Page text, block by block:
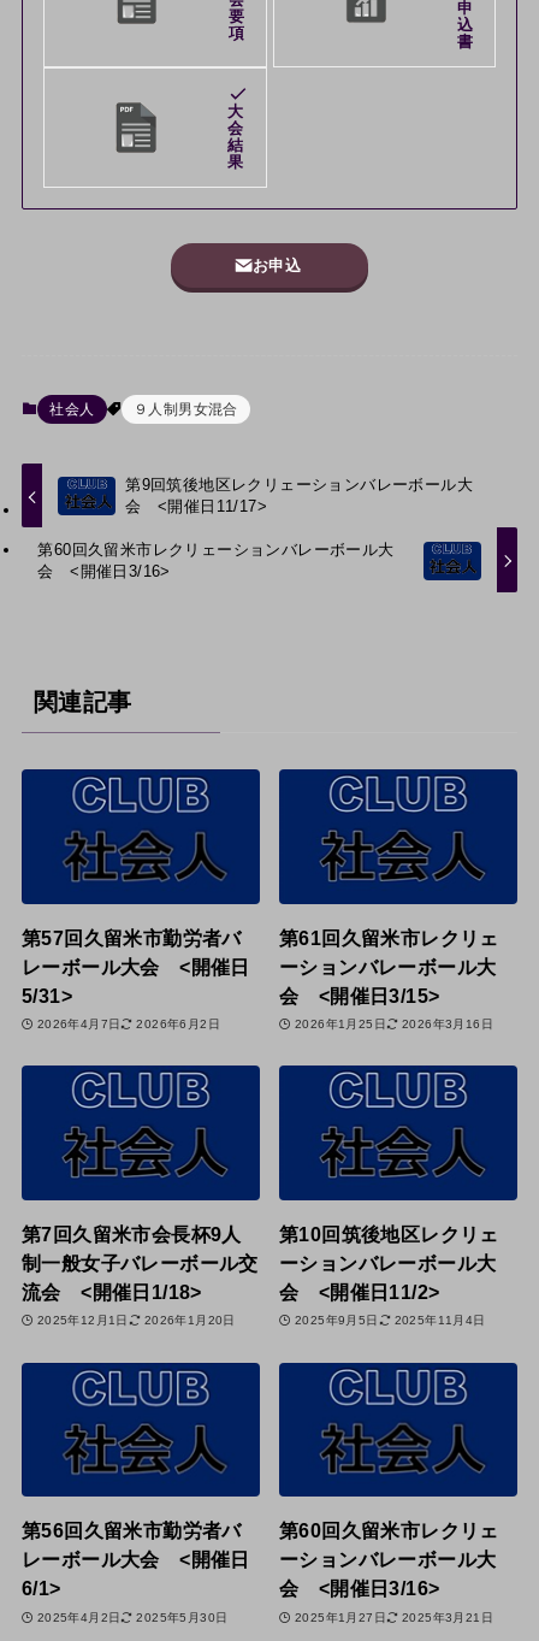
要
項
申
込
書
大
会
結
果
お申込
社会人 ９人制男女混合
第9回筑後地区レクリェーションバレーボール大
会 <開催日11/17>
第60回久留米市レクリェーションバレーボール大
会 <開催日3/16>
関連記事
第57回久留米市勤労者バ
レーボール大会 <開催日
5/31>
2026年4月7日 2026年6月2日
第61回久留米市レクリェ
ーションバレーボール大
会 <開催日3/15>
2026年1月25日 2026年3月16日
第7回久留米市会長杯9人
制一般女子バレーボール交
流会 <開催日1/18>
2025年12月1日 2026年1月20日
第10回筑後地区レクリェ
ーションバレーボール大
会 <開催日11/2>
2025年9月5日 2025年11月4日
第56回久留米市勤労者バ
レーボール大会 <開催日
6/1>
2025年4月2日 2025年5月30日
第60回久留米市レクリェ
ーションバレーボール大
会 <開催日3/16>
2025年1月27日 2025年3月21日